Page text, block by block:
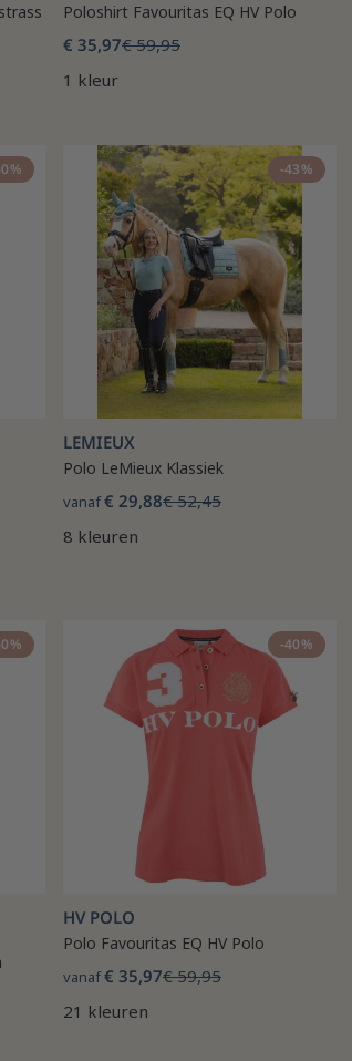
Poloshirt Favouritas EQ HV Polo
€ 35,97€ 59,95
1 kleur
-43%
LEMIEUX
Polo LeMieux Klassiek
vanaf€ 29,88€ 52,45
8 kleuren
-40%
HV POLO
Polo Favouritas EQ HV Polo
vanaf€ 35,97€ 59,95
21 kleuren